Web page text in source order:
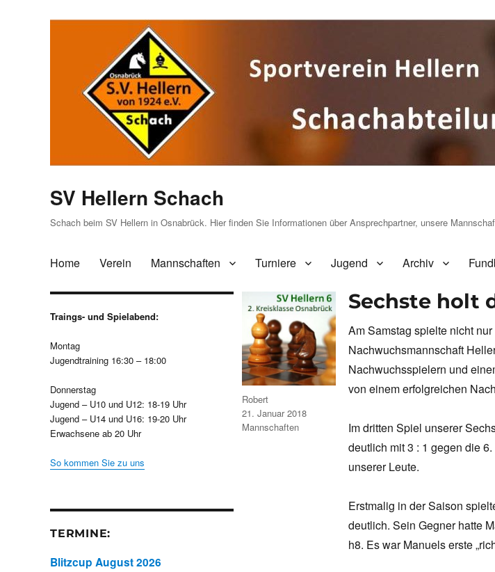
SV Hellern Schach
Schach beim SV Hellern in Osnabrück. Hier finden Sie Informationen über Ansprechpartner, unsere
Home Verein Mannschaften Turniere Jugend Archiv
Sechste holt
Am Samstag spielte nicht
Nachwuchsmannschaft
Nachwuchsspielern und
von einem erfolgreichen
Im dritten Spiel unserer
deutlich mit 3 : 1 gegen die
unserer Leute.
Erstmalig in der Saison
deutlich. Sein Gegner hatte
h8. Es war Manuels erste
Autor
Robert
Veröffentlicht
am
21. Januar 2018
Kategorien
Mannschaften
Traings- und Spielabend:
Montag
Jugendtraining 16:30 – 18:00
Donnerstag
Jugend – U10 und U12: 18-19 Uhr
Jugend – U14 und U16: 19-20 Uhr
Erwachsene ab 20 Uhr
So kommen Sie zu uns
TERMINE:
Blitzcup August 2026